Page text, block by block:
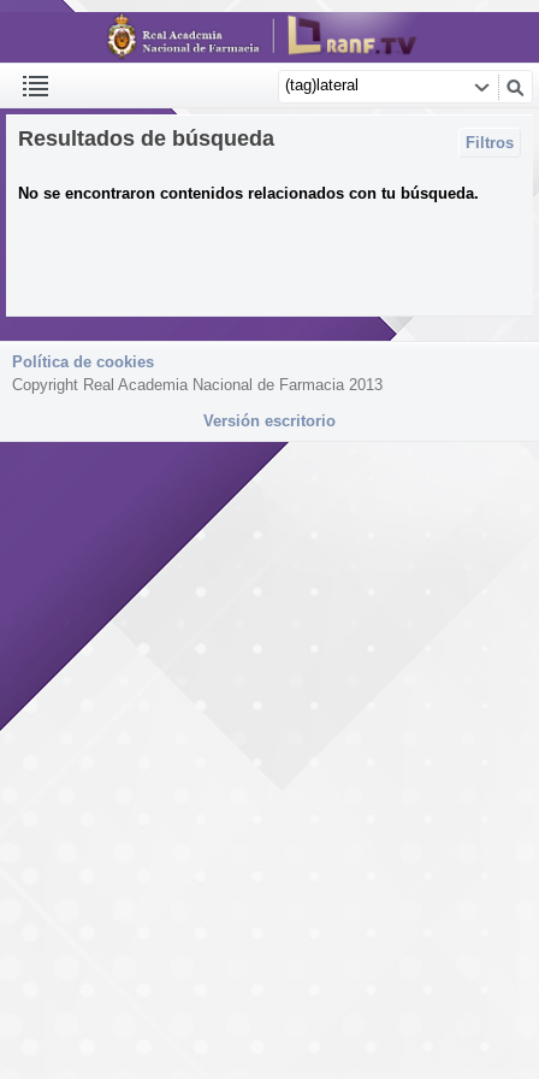
Filtros
Resultados de búsqueda
No se encontraron contenidos relacionados con tu búsqueda.
Política de cookies
Copyright Real Academia Nacional de Farmacia 2013
Versión escritorio